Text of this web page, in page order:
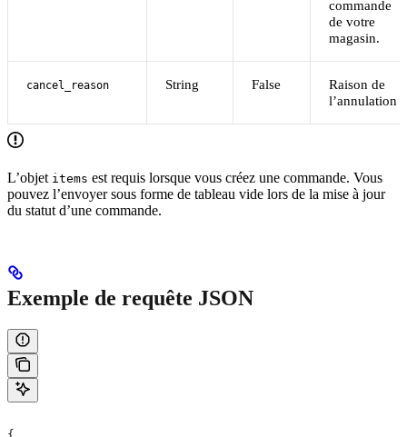
commande
de votre
magasin.
cancel_reason String False
Raison de
l’annulation
L’objet items est requis lorsque vous créez une commande. Vous
pouvez l’envoyer sous forme de tableau vide lors de la mise à jour
du statut d’une commande.
Exemple de requête JSON